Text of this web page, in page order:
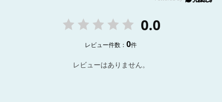
0.0
レビュー件数：0件
レビューはありません。